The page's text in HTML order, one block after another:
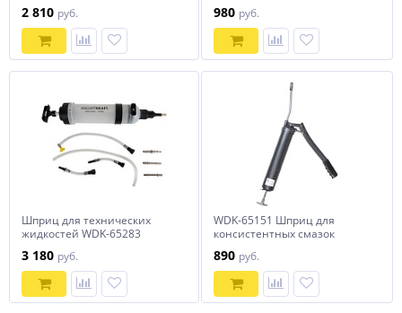
2 810 руб. 980 руб.
Шприц для технических
жидкостей WDK-65283
3 180 руб.
WDK-65151 Шприц для
консистентных смазок
890 руб.